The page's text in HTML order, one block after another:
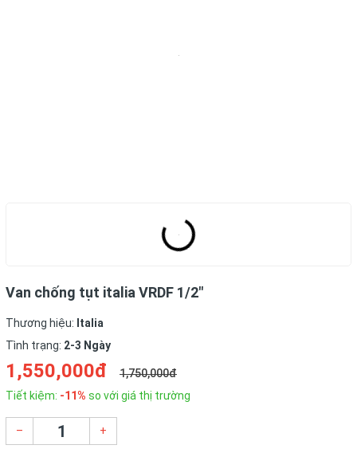
Van chống tụt italia VRDF 1/2"
Thương hiệu: Italia
Tình trạng: 2-3 Ngày
1,550,000đ
1,750,000đ
Tiết kiệm: -11% so với giá thị trường
– +